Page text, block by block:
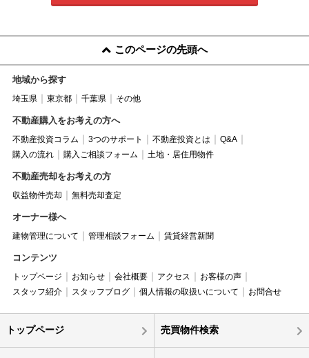
このページの先頭へ
地域から探す
埼玉県 東京都 千葉県 その他
不動産購入をお考えの方へ
不動産投資コラム 3つのサポート 不動産投資とは
Q&A
購入の流れ
購入ご相談フォーム 土地・居住用物件
不動産売却をお考えの方
収益物件売却 無料売却査定
オーナー様へ
建物管理について 管理相談フォーム 賃貸経営新聞
コンテンツ
トップページ お知らせ 会社概要 アクセス
お客様の声
スタッフ紹介
スタッフブログ 個人情報の取扱いについて お問合せ
トップページ 売買物件検索